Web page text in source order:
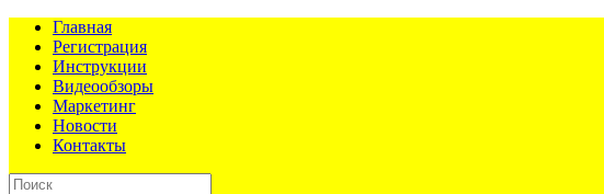
Главная
Регистрация
Инструкции
Видеообзоры
Маркетинг
Новости
Контакты